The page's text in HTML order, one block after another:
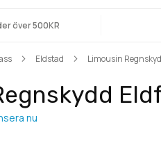
över 500KR
Eldstad Limousin